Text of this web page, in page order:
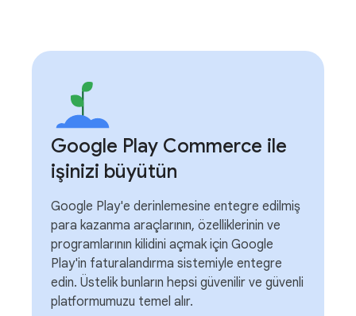
Google Play Commerce ile
işinizi büyütün
Google Play'e derinlemesine entegre edilmiş
para kazanma araçlarının, özelliklerinin ve
programlarının kilidini açmak için Google
Play'in faturalandırma sistemiyle entegre
edin. Üstelik bunların hepsi güvenilir ve güvenli
platformumuzu temel alır.